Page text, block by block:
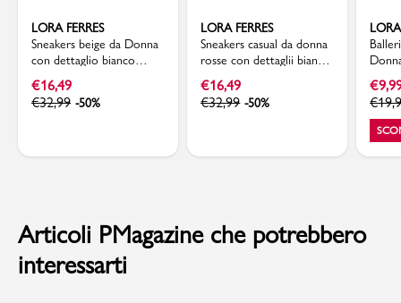
LORA FERRES
Sneakers beige da Donna
con dettaglio bianco
laterale Lora Ferres
€16,49
€32,99 -50%
LORA FERRES
Sneakers casual da donna
rosse con dettaglii bianchi
Lora Ferres
€16,49
€32,99 -50%
Lora
€
€
Articoli PMagazine che potrebbero
interessarti